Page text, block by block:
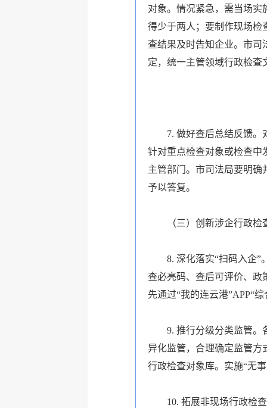
对象。情况紧急，需当场实
得少于两人；要制作现场检
查结果及时告知企业。市司
定，统一主管领域行政检查
7. 做好查后总结反馈
针对重点检查对象或检查中
主管部门。市司法局要明确
予以答复。
（三）创新涉企行政检
8. 深化落实“扫码入企
查必亮码、查后可评价、政
先通过“我的连云港”APP“
9. 推行分级分类监管。
异化监管，合理确定监管方
行政检查对象库。实施“无
10. 拓展非现场行政检